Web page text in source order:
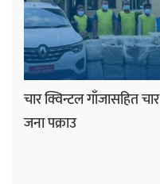
चार क्विन्टल गाँजासहित चार
जना पक्राउ